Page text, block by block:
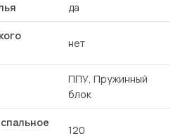
да
нет
ППУ, Пружинный
блок
120